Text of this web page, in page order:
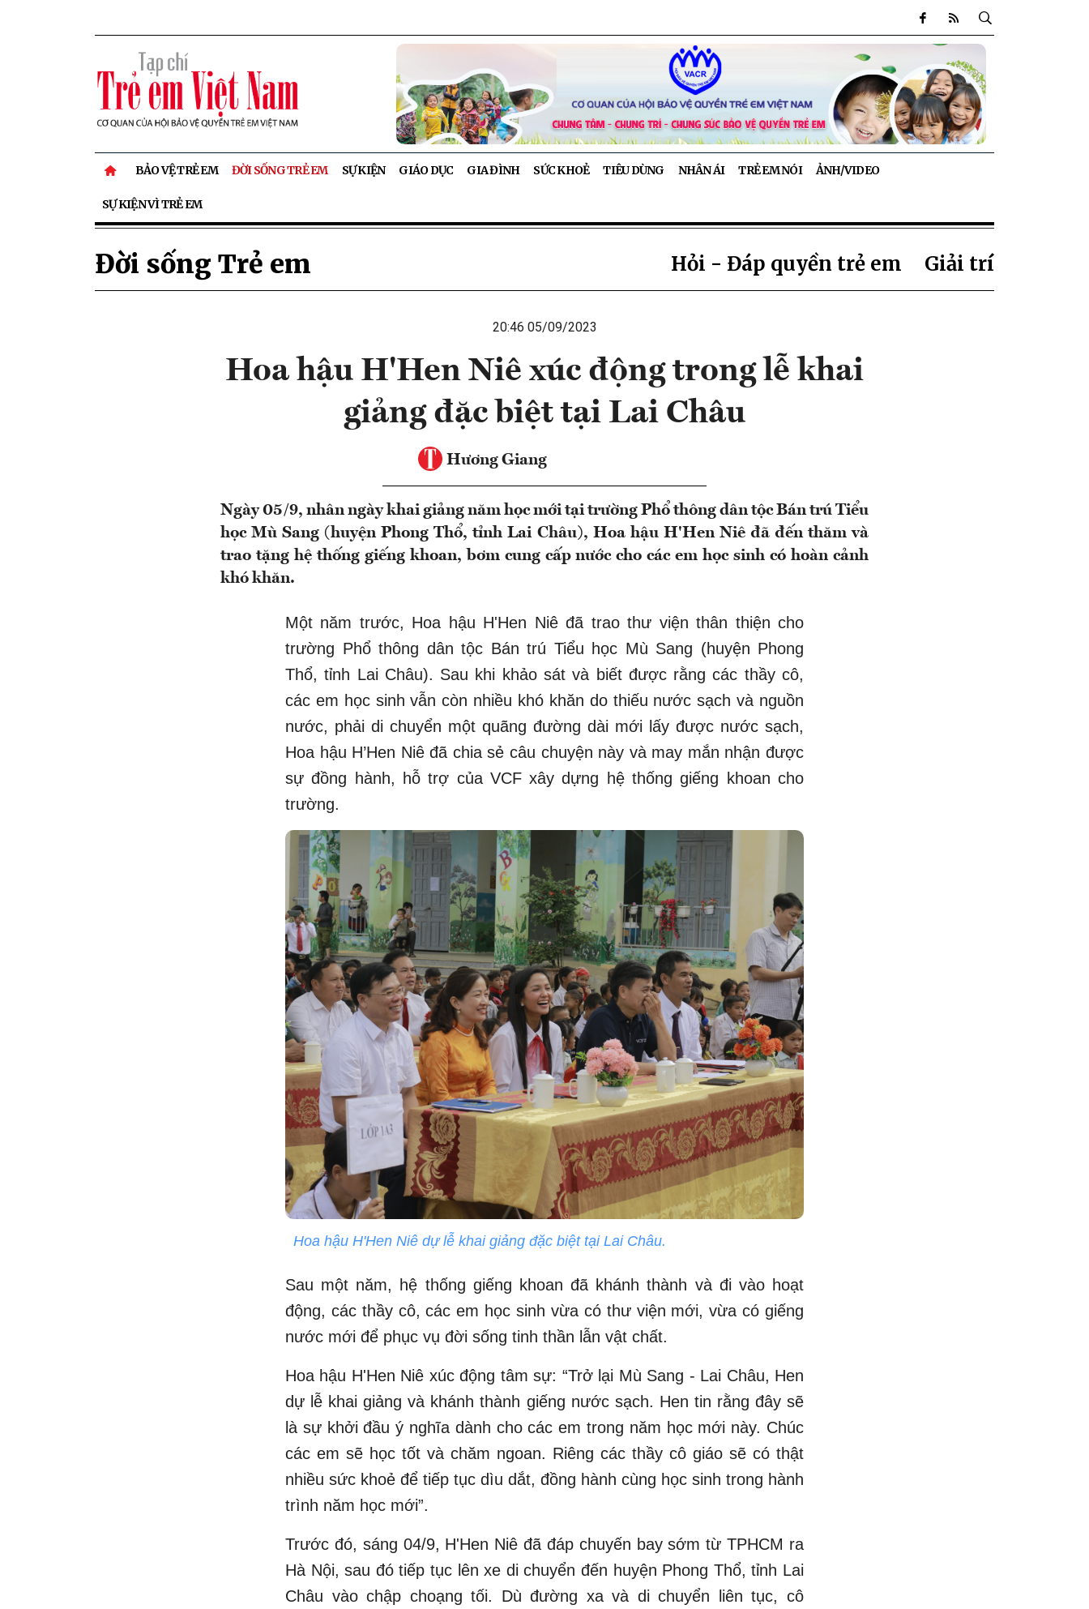
BẢO VỆ TRẺ EM ĐỜI SỐNG TRẺ EM SỰ KIỆN GIÁO DỤC GIA ĐÌNH SỨC KHOẺ TIÊU DÙNG NHÂN ÁI TRẺ EM NÓI ẢNH/VIDEO
SỰ KIỆN VÌ TRẺ EM
Đời sống Trẻ em Hỏi - Đáp quyền trẻ em Giải trí
20:46 05/09/2023
Hoa hậu H'Hen Niê xúc động trong lễ khai
giảng đặc biệt tại Lai Châu
Hương Giang
Ngày 05/9, nhân ngày khai giảng năm học mới tại trường Phổ thông dân tộc Bán trú Tiểu
học Mù Sang (huyện Phong Thổ, tỉnh Lai Châu), Hoa hậu H'Hen Niê đã đến thăm và
trao tặng hệ thống giếng khoan, bơm cung cấp nước cho các em học sinh có hoàn cảnh
khó khăn.
Một năm trước, Hoa hậu H'Hen Niê đã trao thư viện thân thiện cho
trường Phổ thông dân tộc Bán trú Tiểu học Mù Sang (huyện Phong
Thổ, tỉnh Lai Châu). Sau khi khảo sát và biết được rằng các thầy cô,
các em học sinh vẫn còn nhiều khó khăn do thiếu nước sạch và nguồn
nước, phải di chuyển một quãng đường dài mới lấy được nước sạch,
Hoa hậu H’Hen Niê đã chia sẻ câu chuyện này và may mắn nhận được
sự đồng hành, hỗ trợ của VCF xây dựng hệ thống giếng khoan cho
trường.
Hoa hậu H'Hen Niê dự lễ khai giảng đặc biệt tại Lai Châu.
Sau một năm, hệ thống giếng khoan đã khánh thành và đi vào hoạt
động, các thầy cô, các em học sinh vừa có thư viện mới, vừa có giếng
nước mới để phục vụ đời sống tinh thần lẫn vật chất.
Hoa hậu H'Hen Niê xúc động tâm sự: “Trở lại Mù Sang - Lai Châu, Hen
dự lễ khai giảng và khánh thành giếng nước sạch. Hen tin rằng đây sẽ
là sự khởi đầu ý nghĩa dành cho các em trong năm học mới này. Chúc
các em sẽ học tốt và chăm ngoan. Riêng các thầy cô giáo sẽ có thật
nhiều sức khoẻ để tiếp tục dìu dắt, đồng hành cùng học sinh trong hành
trình năm học mới”.
Trước đó, sáng 04/9, H'Hen Niê đã đáp chuyến bay sớm từ TPHCM ra
Hà Nội, sau đó tiếp tục lên xe di chuyển đến huyện Phong Thổ, tỉnh Lai
Châu vào chập choạng tối. Dù đường xa và di chuyển liên tục, cô